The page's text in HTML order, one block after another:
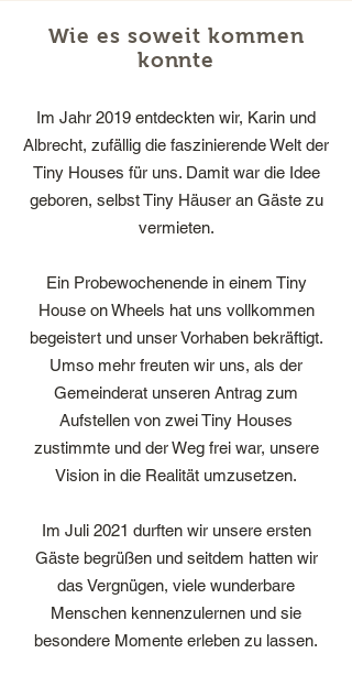
Wie es soweit kommen
konnte
Im Jahr 2019 entdeckten wir, Karin und
Albrecht, zufällig die faszinierende Welt der
Tiny Houses für uns. Damit war die Idee
geboren, selbst Tiny Häuser an Gäste zu
vermieten.
Ein Probewochenende in einem Tiny
House on Wheels hat uns vollkommen
begeistert und unser Vorhaben bekräftigt.
Umso mehr freuten wir uns, als der
Gemeinderat unseren Antrag zum
Aufstellen von zwei Tiny Houses
zustimmte und der Weg frei war, unsere
Vision in die Realität umzusetzen.
Im Juli 2021 durften wir unsere ersten
Gäste begrüßen und seitdem hatten wir
das Vergnügen, viele wunderbare
Menschen kennenzulernen und sie
besondere Momente erleben zu lassen.